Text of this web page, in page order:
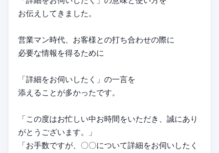
お伝えしてきました。
営業マン時代、お客様との打ち合わせの際に
必要な情報を得るために
「詳細をお伺いしたく」の一言を
添えることが多かったです。
「この度はお忙しい中お時間をいただき、誠にあり
がとうございます。」
「お手数ですが、〇〇について詳細をお伺いしたく